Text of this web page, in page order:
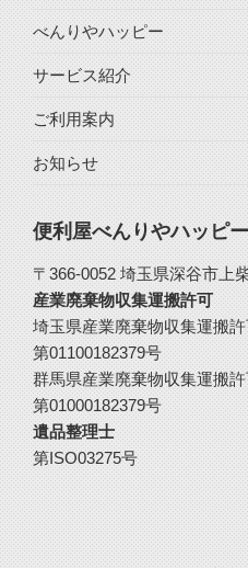
べんりやハッピー
サービス紹介
ご利用案内
お知らせ
便利屋べんりやハッピー
〒366-0052 埼玉県深谷市上
産業廃棄物収集運搬許可
埼玉県産業廃棄物収集運搬
第01100182379号
群馬県産業廃棄物収集運搬
第01000182379号
遺品整理士
第ISO03275号